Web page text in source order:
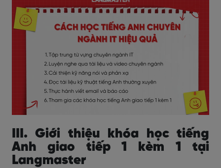
III. Giới thiệu khóa học tiếng
Anh giao tiếp 1 kèm 1 tại
Langmaster